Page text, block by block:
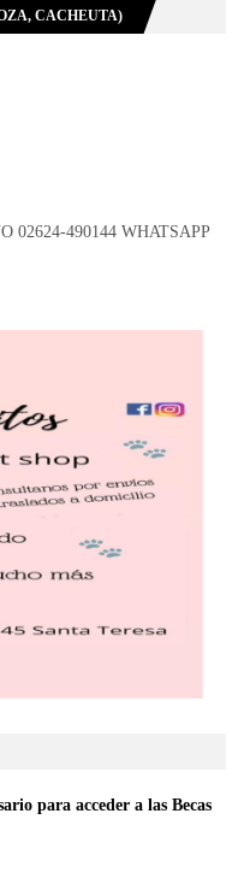
CACHEUTA)
02624-490144 WHATSAPP
para acceder a las Becas